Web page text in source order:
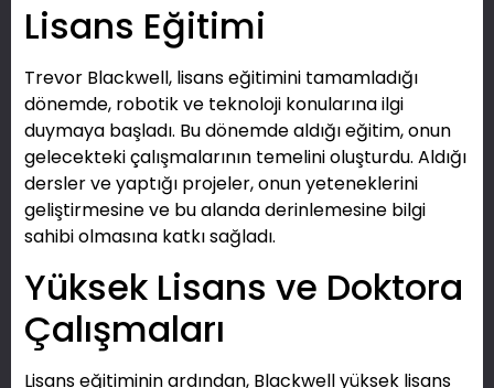
Lisans Eğitimi
Trevor Blackwell, lisans eğitimini tamamladığı
dönemde, robotik ve teknoloji konularına ilgi
duymaya başladı. Bu dönemde aldığı eğitim, onun
gelecekteki çalışmalarının temelini oluşturdu. Aldığı
dersler ve yaptığı projeler, onun yeteneklerini
geliştirmesine ve bu alanda derinlemesine bilgi
sahibi olmasına katkı sağladı.
Yüksek Lisans ve Doktora
Çalışmaları
Lisans eğitiminin ardından, Blackwell yüksek lisans